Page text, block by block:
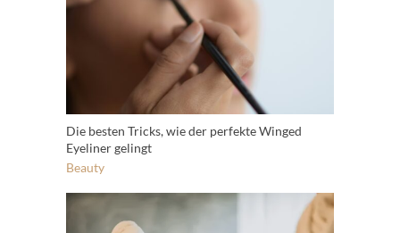
Die besten Tricks, wie der perfekte Winged
Eyeliner gelingt
Beauty